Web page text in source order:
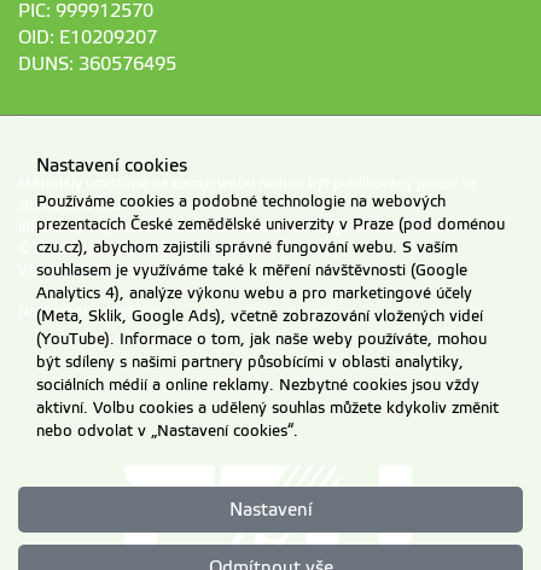
PIC: 999912570
OID: E10209207
DUNS: 360576495
souhlasem ČZU.
Informace o zpracování a ochraně osobních údajů na ČZU v Praze.
© 2026 Česká zemědělská univerzita v Praze
Všechna práva vyhrazena
Nastavení cookies
Nastavení cookies
Používáme cookies a podobné technologie na webových
prezentacích České zemědělské univerzity v Praze (pod doménou
czu.cz), abychom zajistili správné fungování webu. S vaším
souhlasem je využíváme také k měření návštěvnosti (Google
Analytics 4), analýze výkonu webu a pro marketingové účely
(Meta, Sklik, Google Ads), včetně zobrazování vložených videí
(YouTube). Informace o tom, jak naše weby používáte, mohou
být sdíleny s našimi partnery působícími v oblasti analytiky,
sociálních médií a online reklamy. Nezbytné cookies jsou vždy
aktivní. Volbu cookies a udělený souhlas můžete kdykoliv změnit
nebo odvolat v „Nastavení cookies“.
Nastavení